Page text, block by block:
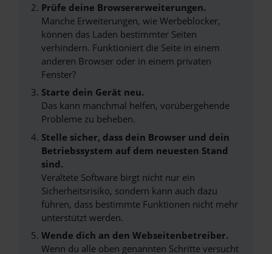
Prüfe deine Browsererweiterungen.
Manche Erweiterungen, wie Werbeblocker,
können das Laden bestimmter Seiten
verhindern. Funktioniert die Seite in einem
anderen Browser oder in einem privaten
Fenster?
Starte dein Gerät neu.
Das kann manchmal helfen, vorübergehende
Probleme zu beheben.
Stelle sicher, dass dein Browser und dein
Betriebssystem auf dem neuesten Stand
sind.
Veraltete Software birgt nicht nur ein
Sicherheitsrisiko, sondern kann auch dazu
führen, dass bestimmte Funktionen nicht mehr
unterstützt werden.
Wende dich an den Webseitenbetreiber.
Wenn du alle oben genannten Schritte versucht